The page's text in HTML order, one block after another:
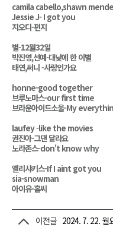
camila cabello,shawn
Jessie J- I got you
지오디-편지
별-12월32일
박진영,선예-대낮에 한 이별
태연,써니 -사랑인가요
honne-good together
브루노마스-our first time
브라운아이드소울-My
laufey -like the movies
권진아-그댄 달라요
노라존스-don't know why
앨리샤키스-If I aint got you
sia-snowman
아이유-홀씨
이전글 2024. 7. 22. 월